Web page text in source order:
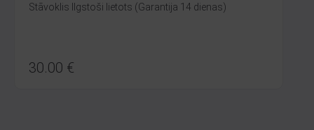
Stāvoklis Ilgstoši lietots (Garantija 14 dienas)
30.00 €